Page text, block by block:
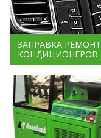
ЗАПРАВКА РЕМОНТ
КОНДИЦИОНЕРОВ